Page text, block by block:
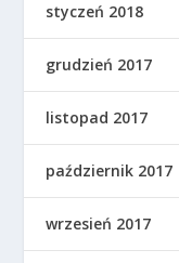
styczeń 2018
grudzień 2017
listopad 2017
październik 2017
wrzesień 2017